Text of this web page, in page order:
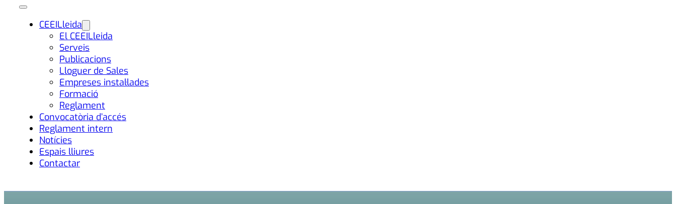
CEEILleida
El CEEILleida
Serveis
Publicacions
Lloguer de Sales
Empreses instal·lades
Formació
Reglament
Convocatòria d’accés
Reglament intern
Notícies
Espais lliures
Contactar